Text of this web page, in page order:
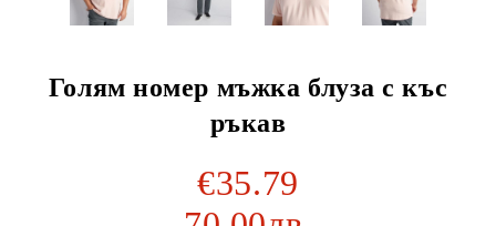
Голям номер мъжка блуза с къс
ръкав
€35.79